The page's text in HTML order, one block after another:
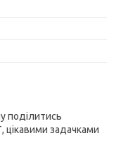
поділитись
цікавими задачками